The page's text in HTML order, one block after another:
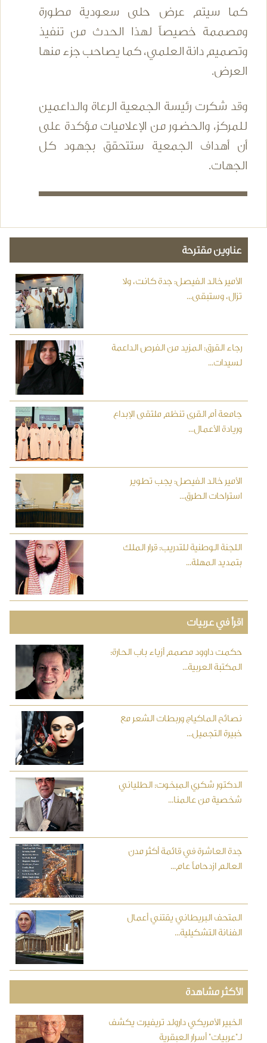
كما سيتم عرض حلى سعودية مطورة
ومصممة خصيصاً لهذا الحدث من تنفيذ
وتصميم دانة العلمي، كما يصاحب جزء منها
العرض.
وقد شكرت رئيسة الجمعية الرعاة والداعمين
للمركز، والحضور من الإعلاميات مؤكدة على
أن أهداف الجمعية ستتحقق بجهود كل
الجهات.
عناوين مقترحة
الأمير خالد الفيصل: جدة كانت، ولا
تزال، وستبقى...
رجاء القرق: المزيد من الفرص الداعمة
لسيدات...
جامعة أم القرى تنظم ملتقى الإبداع
وريادة الأعمال...
الأمير خالد الفيصل: يجب تطوير
استراحات الطرق...
اللجنة الوطنية للتدريب: قرار الملك
بتمديد المهلة...
اقرأ في عربيات
حكمت داوود مصمم أزياء باب الحارة:
المكتبة العربية...
نصائح الماكياج وربطات الشعر مع
خبيرة التجميل...
الدكتور شكري المبخوت: الطلياني
شخصية من عالمنا...
جدة العاشرة في قائمة أكثر مدن
العالم ازدحاماً عام...
المتحف البريطاني يقتني أعمال
الفنانة التشكيلية...
الأكثر مشاهدة
الخبير الأمريكي دارولد تريفيرت يكشف
لـ"عربيات" أسرار العبقرية